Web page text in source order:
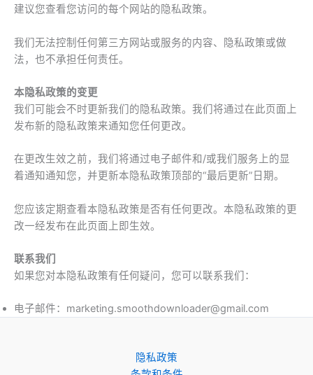
建议您查看您访问的每个网站的隐私政策。
我们无法控制任何第三方网站或服务的内容、隐私政策或做
法，也不承担任何责任。
本隐私政策的变更
我们可能会不时更新我们的隐私政策。我们将通过在此页面上
发布新的隐私政策来通知您任何更改。
在更改生效之前，我们将通过电子邮件和/或我们服务上的显
着通知通知您，并更新本隐私政策顶部的“最后更新”日期。
您应该定期查看本隐私政策是否有任何更改。本隐私政策的更
改一经发布在此页面上即生效。
联系我们
如果您对本隐私政策有任何疑问，您可以联系我们：
电子邮件：marketing.smoothdownloader@gmail.com
隐私政策